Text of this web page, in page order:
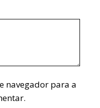
navegador para a